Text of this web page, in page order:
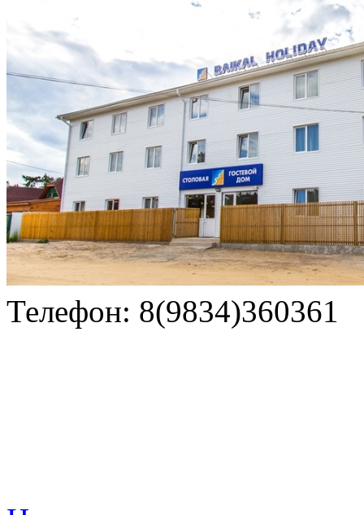
Телефон: 8(9834)360361